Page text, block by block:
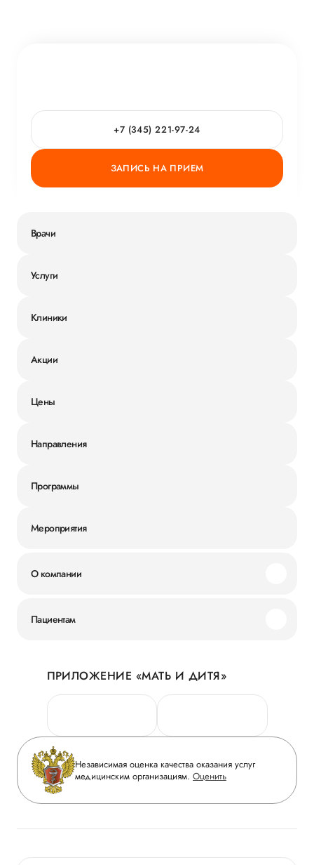
+7 (345) 221-97-24
ЗАПИСЬ НА ПРИЕМ
Врачи
Услуги
Клиники
Акции
Цены
Направления
Программы
Мероприятия
О компании
Новости
Руководство
Сотрудничество
Инвесторам
Журнал «Мать и дитя»
Вакансии
Медицинский туризм
Пациентам
Личный кабинет
Персональные данные
Горячая линия качества
Вопрос-ответ
Приложение пациента
Статьи
ПРИЛОЖЕНИЕ «МАТЬ И ДИТЯ»
Независимая оценка качества оказания услуг
медицинским организациям. Оценить